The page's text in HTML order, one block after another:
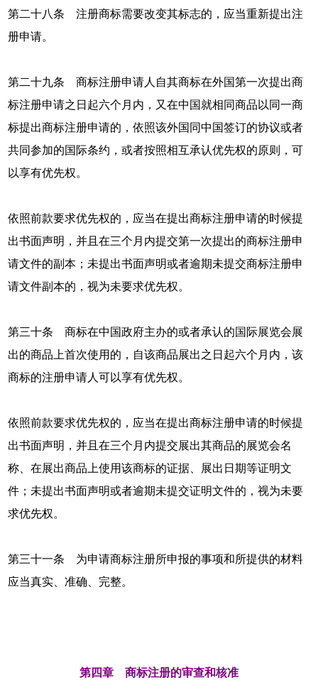
第二十八条 注册商标需要改变其标志的，应当重新提出注
册申请。
第二十九条 商标注册申请人自其商标在外国第一次提出商
标注册申请之日起六个月内，又在中国就相同商品以同一商
标提出商标注册申请的，依照该外国同中国签订的协议或者
共同参加的国际条约，或者按照相互承认优先权的原则，可
以享有优先权。
依照前款要求优先权的，应当在提出商标注册申请的时候提
出书面声明，并且在三个月内提交第一次提出的商标注册申
请文件的副本；未提出书面声明或者逾期未提交商标注册申
请文件副本的，视为未要求优先权。
第三十条 商标在中国政府主办的或者承认的国际展览会展
出的商品上首次使用的，自该商品展出之日起六个月内，该
商标的注册申请人可以享有优先权。
依照前款要求优先权的，应当在提出商标注册申请的时候提
出书面声明，并且在三个月内提交展出其商品的展览会名
称、在展出商品上使用该商标的证据、展出日期等证明文
件；未提出书面声明或者逾期未提交证明文件的，视为未要
求优先权。
第三十一条 为申请商标注册所申报的事项和所提供的材料
应当真实、准确、完整。
第四章 商标注册的审查和核准